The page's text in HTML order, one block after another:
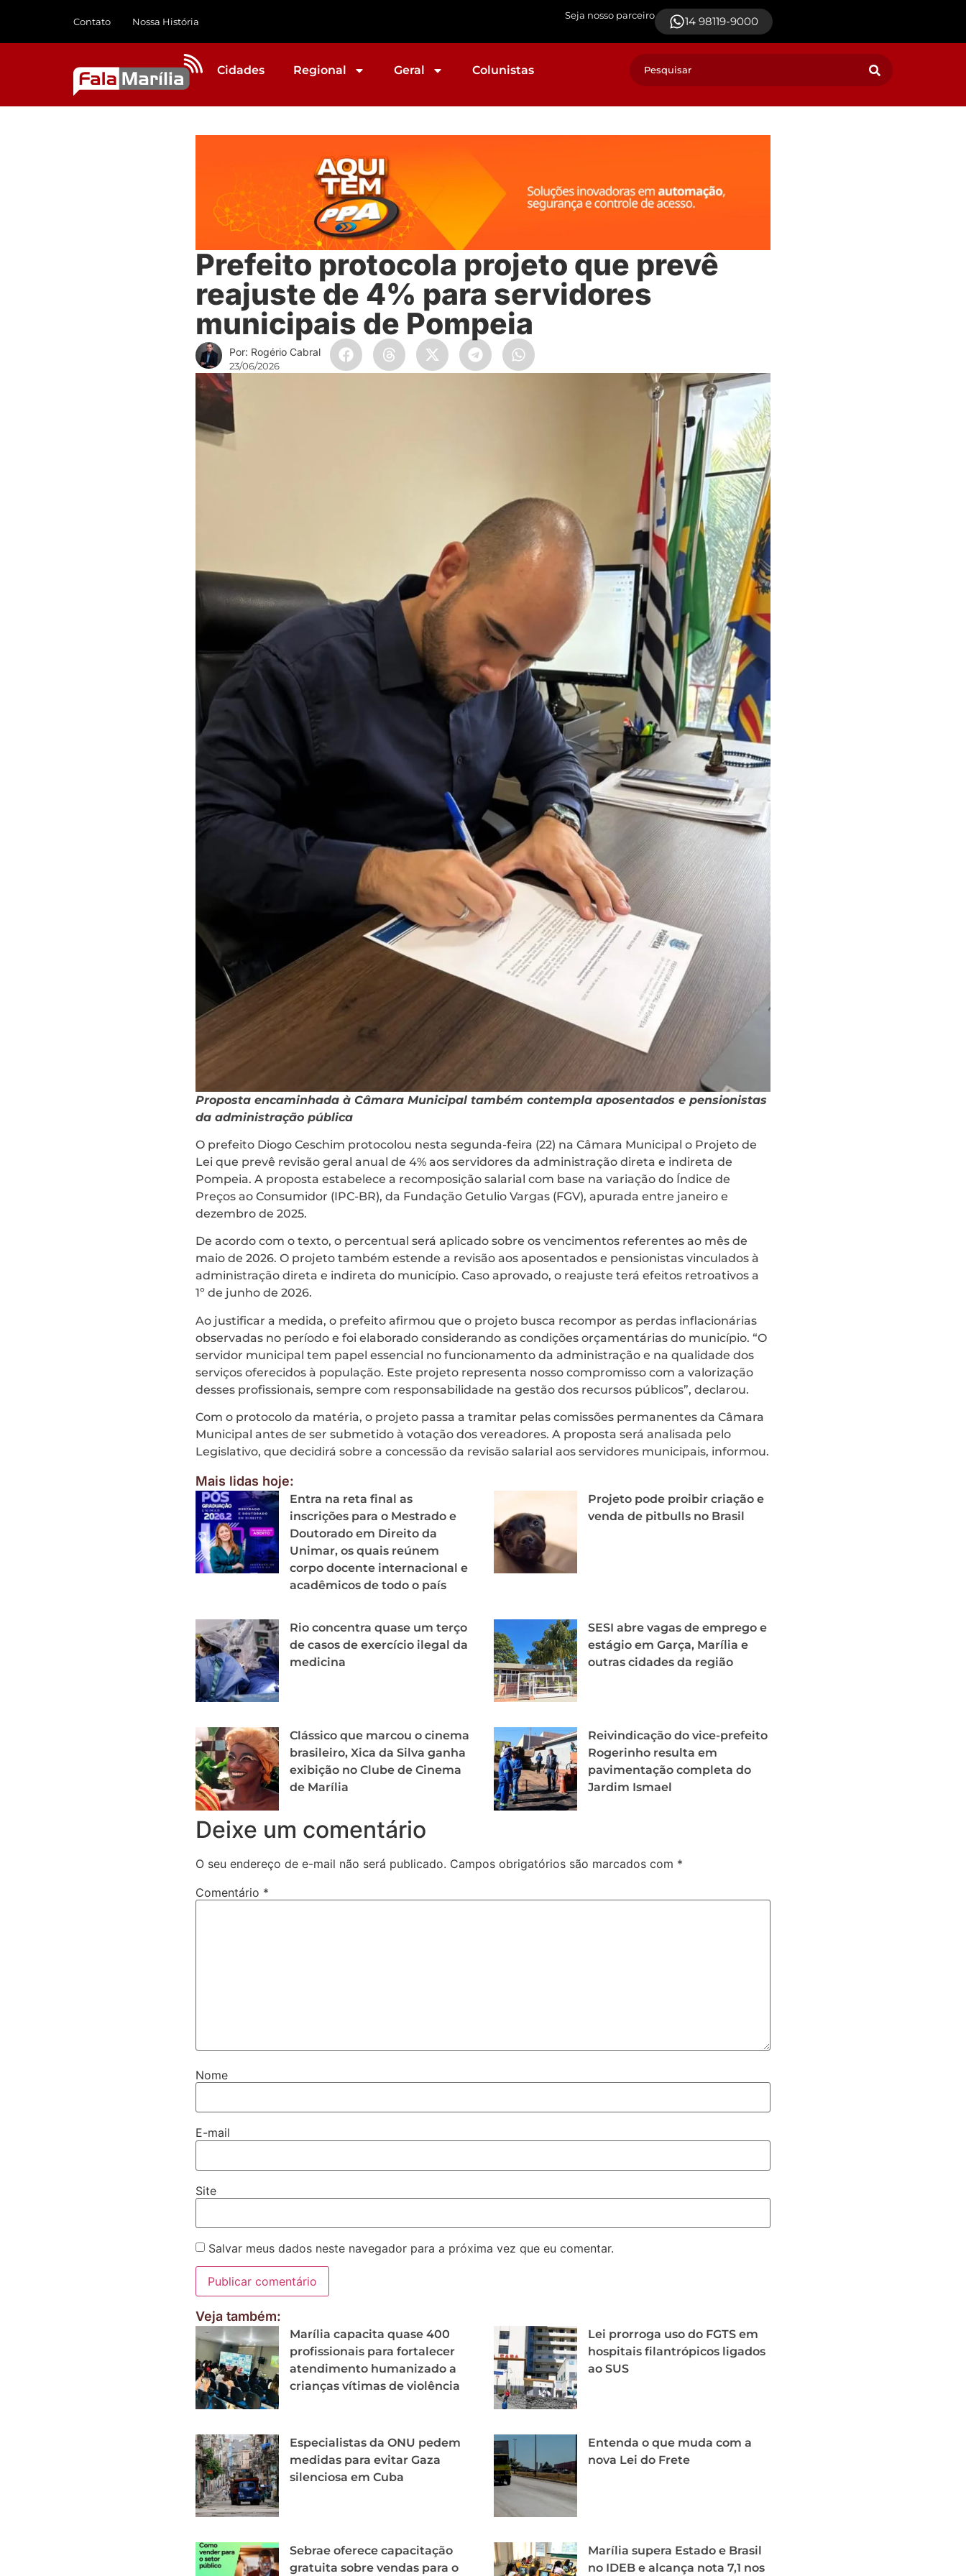
Contato Nossa História
Seja nosso parceiro 14 98119-9000
Cidades Regional Geral Colunistas
Prefeito protocola projeto que prevê
reajuste de 4% para servidores
municipais de Pompeia
Por: Rogério Cabral
23/06/2026
Proposta encaminhada à Câmara Municipal também contempla aposentados e pensionistas
da administração pública
O prefeito Diogo Ceschim protocolou nesta segunda-feira (22) na Câmara Municipal o Projeto de
Lei que prevê revisão geral anual de 4% aos servidores da administração direta e indireta de
Pompeia. A proposta estabelece a recomposição salarial com base na variação do Índice de
Preços ao Consumidor (IPC-BR), da Fundação Getulio Vargas (FGV), apurada entre janeiro e
dezembro de 2025.
De acordo com o texto, o percentual será aplicado sobre os vencimentos referentes ao mês de
maio de 2026. O projeto também estende a revisão aos aposentados e pensionistas vinculados à
administração direta e indireta do município. Caso aprovado, o reajuste terá efeitos retroativos a
1º de junho de 2026.
Ao justificar a medida, o prefeito afirmou que o projeto busca recompor as perdas inflacionárias
observadas no período e foi elaborado considerando as condições orçamentárias do município. “O
servidor municipal tem papel essencial no funcionamento da administração e na qualidade dos
serviços oferecidos à população. Este projeto representa nosso compromisso com a valorização
desses profissionais, sempre com responsabilidade na gestão dos recursos públicos”, declarou.
Com o protocolo da matéria, o projeto passa a tramitar pelas comissões permanentes da Câmara
Municipal antes de ser submetido à votação dos vereadores. A proposta será analisada pelo
Legislativo, que decidirá sobre a concessão da revisão salarial aos servidores municipais, informou.
Mais lidas hoje:
Entra na reta final as
inscrições para o Mestrado e
Doutorado em Direito da
Unimar, os quais reúnem
corpo docente internacional e
acadêmicos de todo o país
Projeto pode proibir criação e
venda de pitbulls no Brasil
Rio concentra quase um terço
de casos de exercício ilegal da
medicina
SESI abre vagas de emprego e
estágio em Garça, Marília e
outras cidades da região
Clássico que marcou o cinema
brasileiro, Xica da Silva ganha
exibição no Clube de Cinema
de Marília
Reivindicação do vice-prefeito
Rogerinho resulta em
pavimentação completa do
Jardim Ismael
Deixe um comentário
O seu endereço de e-mail não será publicado. Campos obrigatórios são marcados com *
Comentário *
Nome
E-mail
Site
Salvar meus dados neste navegador para a próxima vez que eu comentar.
Veja também:
Marília capacita quase 400
profissionais para fortalecer
atendimento humanizado a
crianças vítimas de violência
Lei prorroga uso do FGTS em
hospitais filantrópicos ligados
ao SUS
Especialistas da ONU pedem
medidas para evitar Gaza
silenciosa em Cuba
Entenda o que muda com a
nova Lei do Frete
Sebrae oferece capacitação
gratuita sobre vendas para o
Marília supera Estado e Brasil
no IDEB e alcança nota 7,1 nos